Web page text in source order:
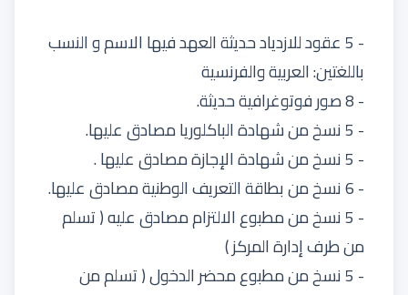
- 5 عقود للازدياد حديثة العهد فيها الاسم و النسب
باللغتين: العربية والفرنسية
- 8 صور فوتوغرافية حديثة.
- 5 نسخ من شهادة الباكلوريا مصادق عليها.
- 5 نسخ من شهادة الإجازة مصادق عليها .
- 6 نسخ من بطاقة التعريف الوطنية مصادق عليها.
- 5 نسخ من مطبوع الالتزام مصادق عليه ( تسلم
من طرف إدارة المركز )
- 5 نسخ من مطبوع محضر الدخول ( تسلم من